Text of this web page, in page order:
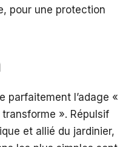
pour une protection
parfaitement l’adage «
». Répulsif
et allié du jardinier,